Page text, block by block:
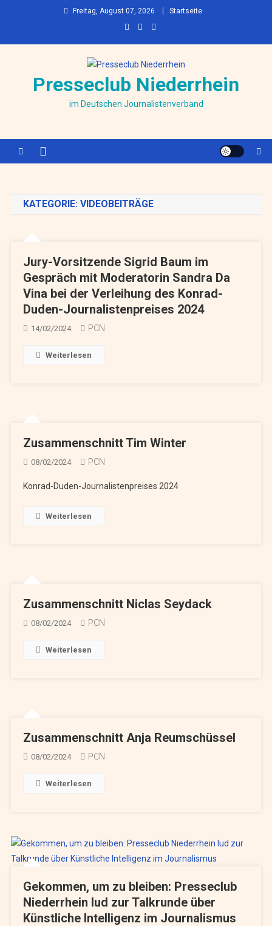
Freitag, August 07, 2026 Startseite
Presseclub Niederrhein
im Deutschen Journalistenverband
KATEGORIE: VIDEOBEITRÄGE
Jury-Vorsitzende Sigrid Baum im
Gespräch mit Moderatorin Sandra Da
Vina bei der Verleihung des Konrad-
Duden-Journalistenpreises 2024
14/02/2024 PCN
Weiterlesen
Zusammenschnitt Tim Winter
08/02/2024 PCN
Konrad-Duden-Journalistenpreises 2024
Weiterlesen
Zusammenschnitt Niclas Seydack
08/02/2024 PCN
Weiterlesen
Zusammenschnitt Anja Reumschüssel
08/02/2024 PCN
Weiterlesen
Gekommen, um zu bleiben: Presseclub
Niederrhein lud zur Talkrunde über
Künstliche Intelligenz im Journalismus